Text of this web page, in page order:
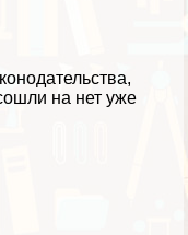
на нет уже